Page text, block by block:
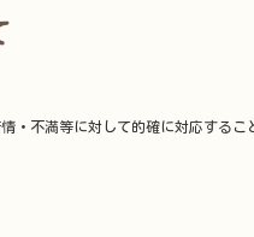
・不満等に対して的確に対応する